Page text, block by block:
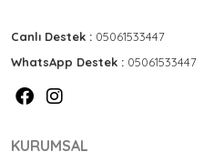
Canlı Destek : 05061533447
WhatsApp Destek : 05061533447
KURUMSAL